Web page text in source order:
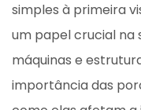
simples à primeira
um papel crucial na
máquinas e
importância das